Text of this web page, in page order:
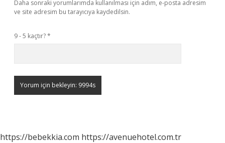
Daha sonraki yorumlarımda kullanılması için adım, e-posta adresim
ve site adresim bu tarayıcıya kaydedilsin.
9 - 5 kaçtır?*
https://bebekkia.com https://avenuehotel.com.tr